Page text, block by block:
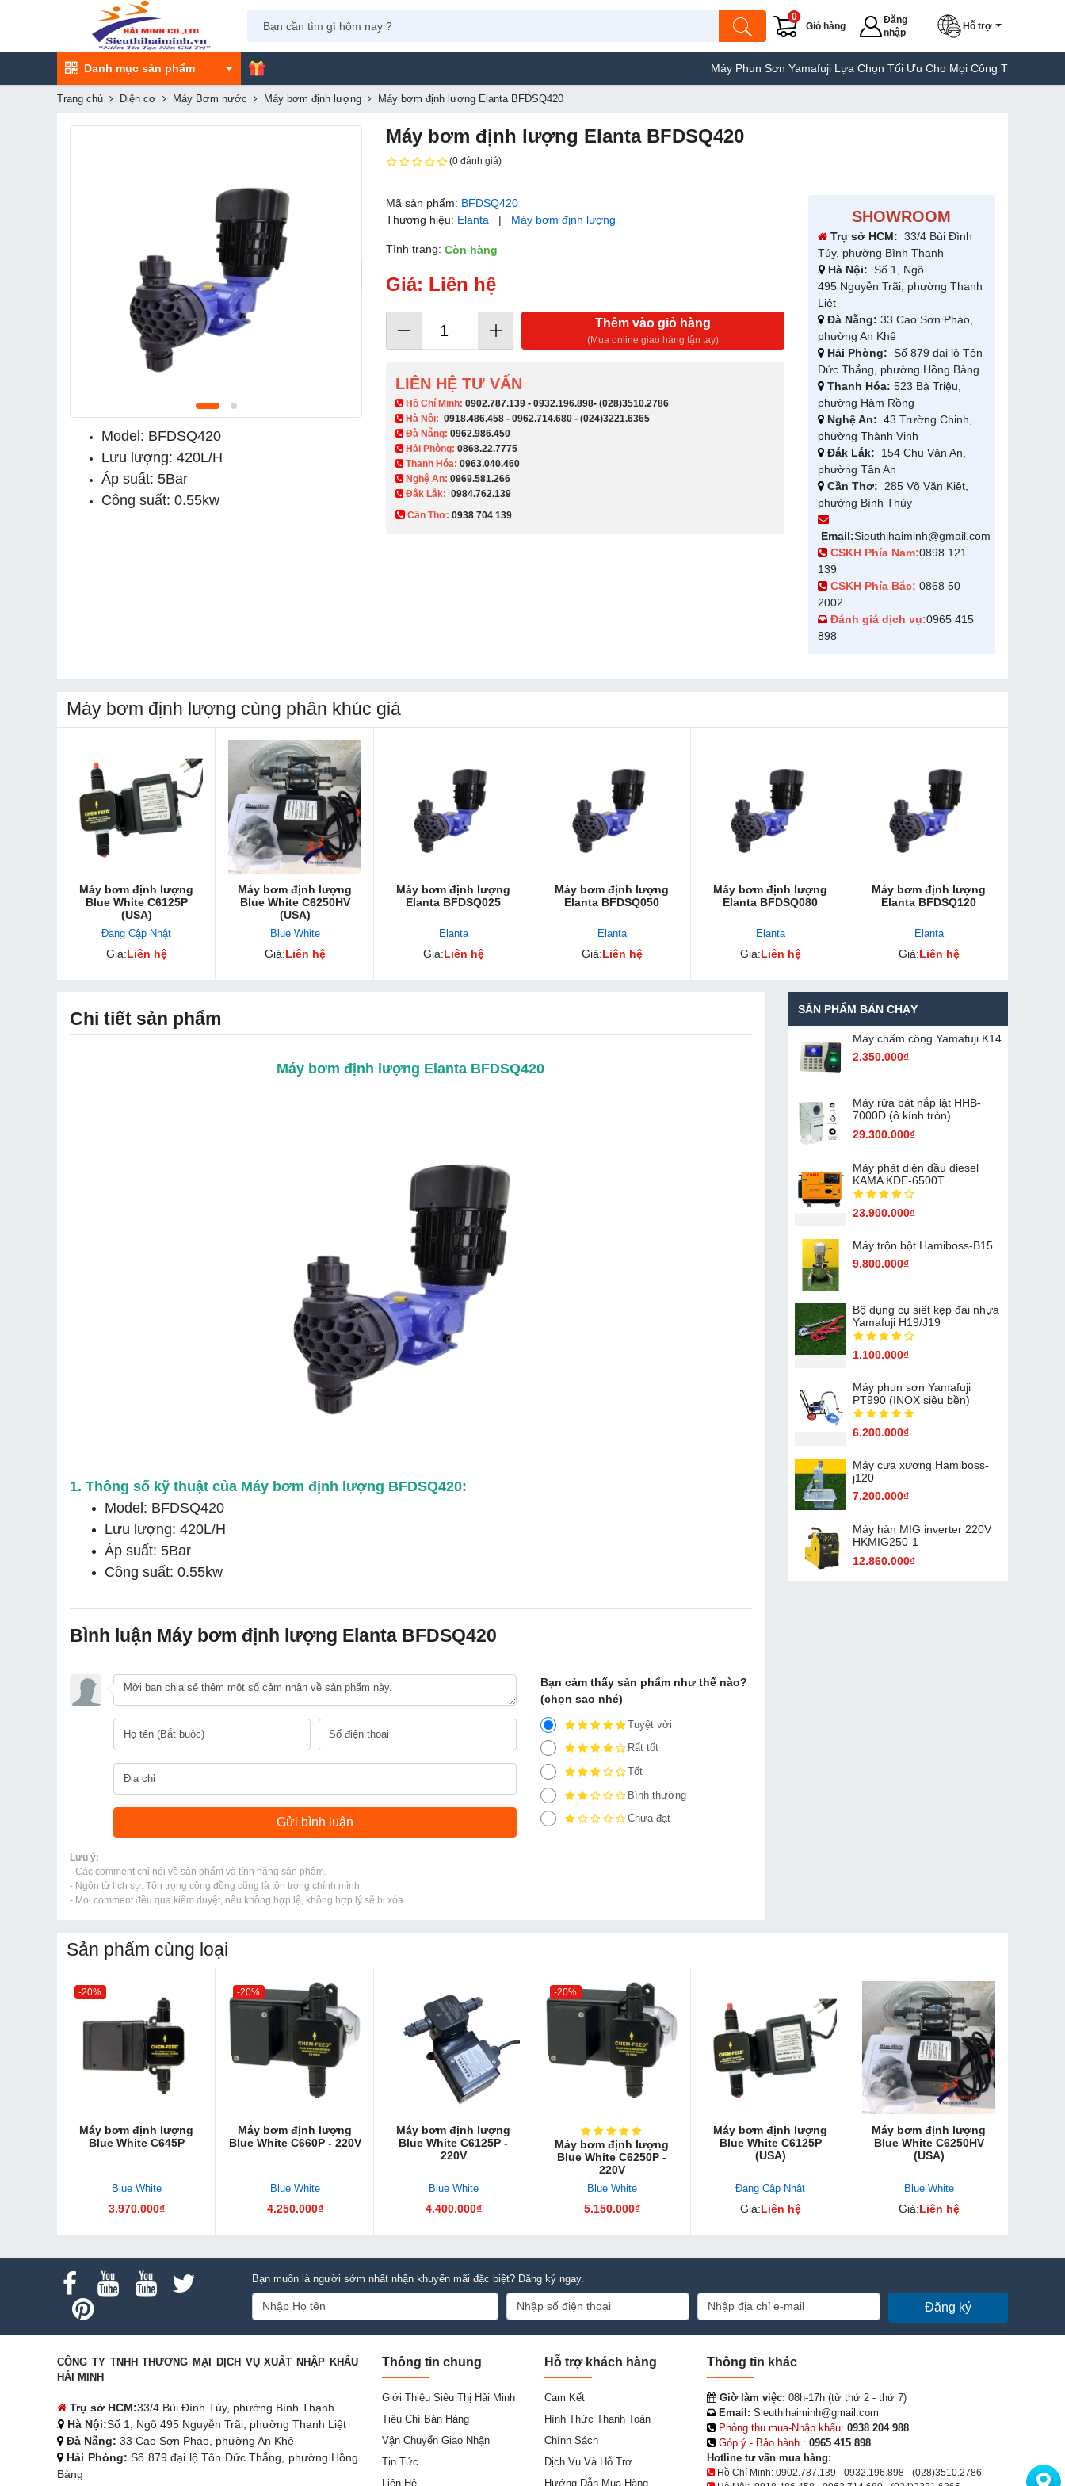
Giỏ hàng
0
Đăng
nhập
Hỗ trợ
Danh mục sản phẩm Máy Phun Sơn Yamafuji Lựa Chọn Tối Ưu Cho Mọi Công Trình Máy Hàn
Trang chủ Điện cơ Máy Bơm nước Máy bơm định lượng Máy bơm định lượng Elanta BFDSQ420
Model: BFDSQ420
Lưu lượng: 420L/H
Áp suất: 5Bar
Công suất: 0.55kw
Máy bơm định lượng Elanta BFDSQ420
(0 đánh giá)
Mã sản phẩm: BFDSQ420
Thương hiệu: Elanta | Máy bơm định lượng
Tình trạng:Còn hàng
Giá: Liên hệ
Thêm vào giỏ hàng
(Mua online giao hàng tận tay)
LIÊN HỆ TƯ VẤN
​ Hồ Chí Minh:0902.787.139 -0932.196.898-(028)3510.2786
Hà Nội:0918.486.458 -0962.714.680 -(024)3221.6365
Đà Nẵng:0962.986.450
Hải Phòng:0868.22.7775
Thanh Hóa:0963.040.460
Nghệ An:0969.581.266
Đắk Lắk: 0984.762.139
Cần Thơ:0938 704 139​
SHOWROOM
Trụ sở HCM: 33/4 Bùi Đình
Túy, phường Bình Thạnh
Hà Nội: Số 1, Ngõ
495 Nguyễn Trãi, phường Thanh
Liệt
Đà Nẵng: 33 Cao Sơn Pháo,
phường An Khê
Hải Phòng: Số 879 đại lộ Tôn
Đức Thắng, phường Hồng Bàng
Thanh Hóa: 523 Bà Triệu,
phường Hàm Rồng
Nghệ An: 43 Trường Chinh,
phường Thành Vinh
Đắk Lắk: 154 Chu Văn An,
phường Tân An
Cần Thơ: 285 Võ Văn Kiệt,
phường Bình Thủy
Email:Sieuthihaiminh@gmail.com
CSKH Phía Nam:0898 121
139
CSKH Phía Bắc: 0868 50
2002
Đánh giá dịch vụ:0965 415
898
Máy bơm định lượng cùng phân khúc giá
Máy bơm định lượng
Blue White C6125P
(USA)
Đang Cập Nhật
Giá:Liên hệ
Máy bơm định lượng
Blue White C6250HV
(USA)
Blue White
Giá:Liên hệ
Máy bơm định lượng
Elanta BFDSQ025
Elanta
Giá:Liên hệ
Máy bơm định lượng
Elanta BFDSQ050
Elanta
Giá:Liên hệ
Máy bơm định lượng
Elanta BFDSQ080
Elanta
Giá:Liên hệ
Máy bơm định lượng
Elanta BFDSQ120
Elanta
Giá:Liên hệ
Chi tiết sản phẩm
Máy bơm định lượng Elanta BFDSQ420
1. Thông số kỹ thuật của Máy bơm định lượng BFDSQ420:
Model: BFDSQ420
Lưu lượng: 420L/H
Áp suất: 5Bar
Công suất: 0.55kw
Bình luận Máy bơm định lượng Elanta BFDSQ420
Bạn cảm thấy sản phẩm như thế nào?
(chọn sao nhé)
Tuyệt vời
Rất tốt
Tốt
Bình thường
Chưa đạt
Lưu ý:
- Các comment chỉ nói về sản phẩm và tính năng sản phẩm.
- Ngôn từ lịch sự. Tôn trọng cộng đồng cũng là tôn trọng chính mình.
- Mọi comment đều qua kiểm duyệt, nếu không hợp lệ, không hợp lý sẽ bị xóa.
SẢN PHẨM BÁN CHẠY
Máy chấm cô​ng Yamafuji K14
2.350.000₫
Máy rửa bát nắp lật HHB-
7000D (ô kính tròn)
29.300.000₫
Máy phát điện dầu diesel
KAMA KDE-6500T
23.900.000₫
Máy trộn bột Hamiboss-B15
9.800.000₫
Bộ dụng cụ siết kẹp đai nhựa
Yamafuji H19/J19
1.100.000₫
Máy phun sơn Yamafuji
PT990 (INOX siêu bền)
6.200.000₫
Máy cưa xương Hamiboss-
j120
7.200.000₫
Máy hàn MIG inverter 220V
HKMIG250-1
12.860.000₫
Sản phẩm cùng loại
-20%
Máy bơm định lượng
Blue White C645P
Blue White
3.970.000₫
-20%
Máy bơm định lượng
Blue White C660P - 220V
Blue White
4.250.000₫
Máy bơm định lượng
Blue White C6125P -
220V
Blue White
4.400.000₫
-20%
Máy bơm định lượng
Blue White C6250P -
220V
Blue White
5.150.000₫
Máy bơm định lượng
Blue White C6125P
(USA)
Đang Cập Nhật
Giá:Liên hệ
Máy bơm định lượng
Blue White C6250HV
(USA)
Blue White
Giá:Liên hệ
Bạn muốn là người sớm nhất nhận khuyến mãi đặc biệt? Đăng ký ngay.
Đăng ký
CÔNG TY TNHH THƯƠNG MẠI DỊCH VỤ XUẤT NHẬP KHẨU
HẢI MINH
Trụ sở HCM:33/4 Bùi Đình Túy, phường Bình Thạnh
Hà Nội:Số 1, Ngõ 495 Nguyễn Trãi, phường Thanh Liệt
Đà Nẵng: 33 Cao Sơn Pháo, phường An Khê
Hải Phòng: Số 879 đại lộ Tôn Đức Thắng, phường Hồng
Bàng
Thông tin chung
Giới Thiệu Siêu Thị Hải Minh
Tiêu Chí Bán Hàng
Vận Chuyển Giao Nhận
Tin Tức
Liên Hệ
Hỗ trợ khách hàng
Cam Kết
Hình Thức Thanh Toán
Chính Sách
Dịch Vụ Và Hỗ Trợ
Hướng Dẫn Mua Hàng
Thông tin khác
Giờ làm việc: 08h-17h (từ thứ 2 - thứ 7)
Email: Sieuthihaiminh@gmail.com
Phòng thu mua-Nhập khẩu: 0938 204 988
Góp ý - Bảo hành : 0965 415 898
Hotline tư vấn mua hàng:
Hồ Chí Minh: 0902.787.139 - 0932.196.898 - (028)3510.2786